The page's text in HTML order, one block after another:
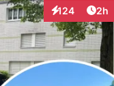
124
Interaktionen
2h